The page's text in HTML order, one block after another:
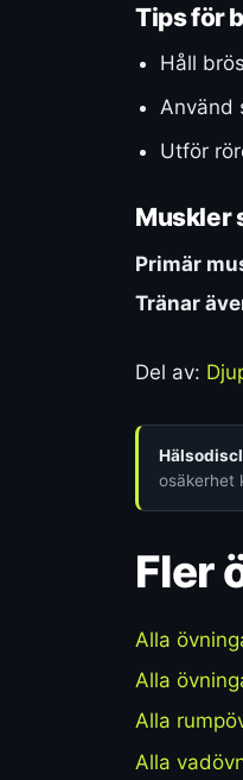
Tips för
Håll
Använd
Utför
Muskler
Primär
Tränar
Del av:
osäkerhet
Fler
Alla
Alla
Alla
Alla